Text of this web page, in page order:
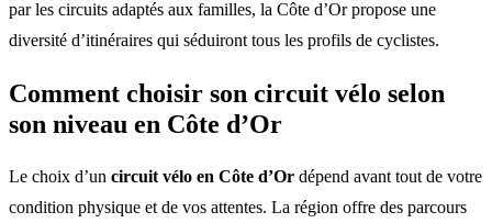
par les circuits adaptés aux familles, la Côte d’Or propose une
diversité d’itinéraires qui séduiront tous les profils de cyclistes.
Comment choisir son circuit vélo selon
son niveau en Côte d’Or
Le choix d’un circuit vélo en Côte d’Or dépend avant tout de votre
condition physique et de vos attentes. La région offre des parcours